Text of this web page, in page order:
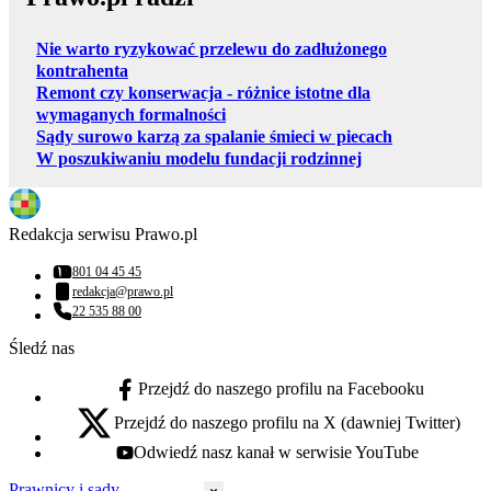
Nie warto ryzykować przelewu do zadłużonego
kontrahenta
Remont czy konserwacja - różnice istotne dla
wymaganych formalności
Sądy surowo karzą za spalanie śmieci w piecach
W poszukiwaniu modelu fundacji rodzinnej
Redakcja serwisu Prawo.pl
Numer telefonu:
801 04 45 45
Adres email:
redakcja@prawo.pl
Numer telefonu:
22 535 88 00
Śledź nas
facebook - otwiera się w nowej karcie
Przejdź do naszego profilu na Facebooku
x - otwiera się w nowej karcie
Przejdź do naszego profilu na X (dawniej Twitter)
youtube - otwiera się w nowej karcie
Odwiedź nasz kanał w serwisie YouTube